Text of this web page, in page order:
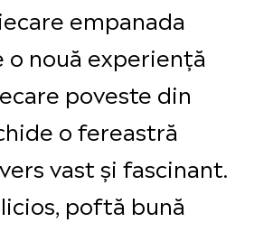
empanada
o nouă experiență
poveste din
o fereastră
vast și fascinant.
poftă bună